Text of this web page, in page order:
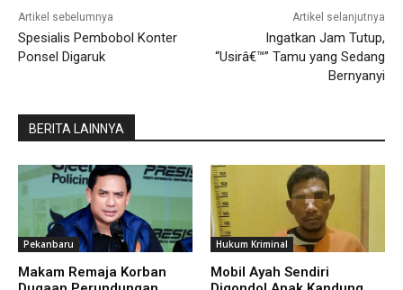
Artikel sebelumnya
Spesialis Pembobol Konter
Ponsel Digaruk
Artikel selanjutnya
Ingatkan Jam Tutup,
“Usirâ€™” Tamu yang Sedang
Bernyanyi
BERITA LAINNYA
Pekanbaru
Makam Remaja Korban
Hukum Kriminal
Mobil Ayah Sendiri